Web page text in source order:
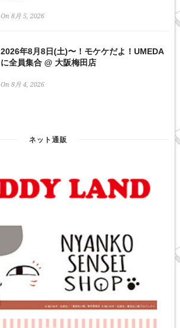
On 8月 5, 2026
2026年8月8日(土)〜！モケケだよ！UMEDA
に全員集合 @ 大阪梅田店
On 8月 4, 2026
ネット通販